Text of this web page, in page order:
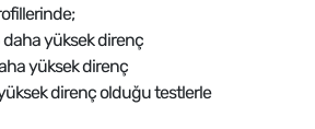
yüksek direnç
yüksek direnç
direnç olduğu testlerle